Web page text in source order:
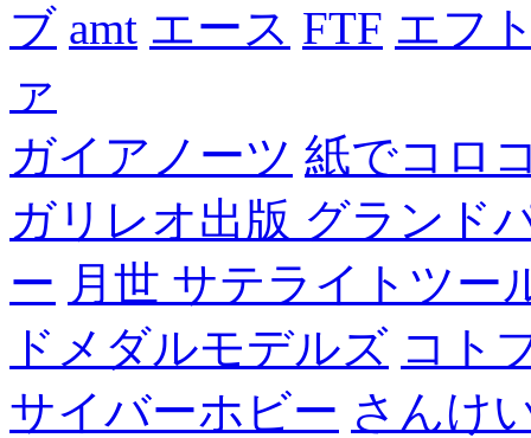
ブ amt エース FTF エフ
ァ
ガイアノーツ 紙でコロ
ガリレオ出版 グランド
ー 月世 サテライトツー
ドメダルモデルズ コト
サイバーホビー さんけ